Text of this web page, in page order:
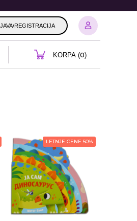
REGISTRACIJA
KORPA (0)
LETNJE CENE 50%